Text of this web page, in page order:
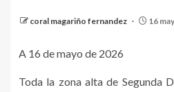
coral magariño fernandez 16
A 16 de mayo de 2026
Toda la zona alta de Segunda